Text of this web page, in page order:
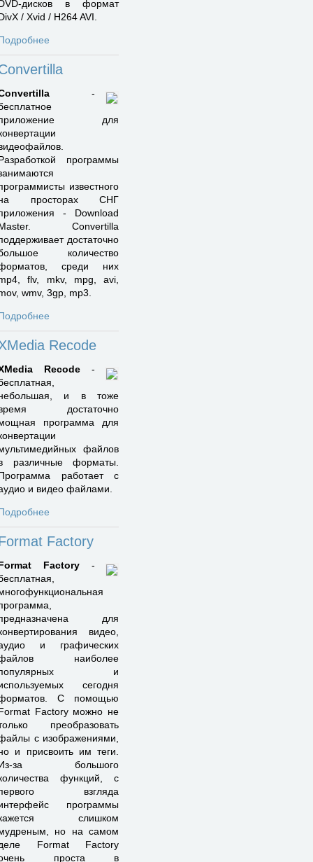
дисков в формат
/ Xvid / H264 AVI.
-
для
программы
известного
просторах СНГ
- Download
Convertilla
достаточно
количество
среди них
flv, mkv, mpg, avi,
wmv, 3gp, mp3.
Recode
Recode -
и в тоже
достаточно
программа для
файлов
различные форматы.
работает с
и видео файлами.
Factory
Factory -
для
видео,
и графических
наиболее
и
сегодня
С помощью
Factory можно не
преобразовать
с изображениями,
и присвоить им теги.
за большого
функций, с
взгляда
программы
слишком
но на самом
Format Factory
проста в